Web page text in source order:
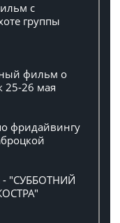
с
группы
фильм о
25-26 мая
фридайвингу
- "СУББОТНИЙ